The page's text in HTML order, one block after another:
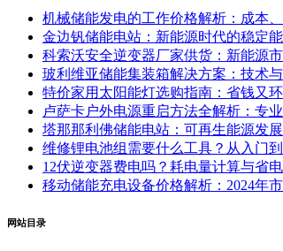
机械储能发电的工作价格解析：成本
金边钒储能电站：新能源时代的稳定
科索沃安全逆变器厂家供货：新能源
玻利维亚储能集装箱解决方案：技术
特价家用太阳能灯选购指南：省钱又
卢萨卡户外电源重启方法全解析：专
塔那那利佛储能电站：可再生能源发
维修锂电池组需要什么工具？从入门
12伏逆变器费电吗？耗电量计算与省
移动储能充电设备价格解析：2024年
网站目录